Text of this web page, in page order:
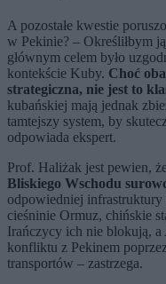
A pozostałe kwestie
w Pekinie? – Określiłbym
głównym celem było
kontekście Kuby. Choć
strategiczna, nie jest to
kubańskiej mają jednak
tamtejszy system, by
odpowiada ekspert.
Prof. Haliżak jest pewien,
Bliskiego Wschodu
odpowiedniej
cieśninie Ormuz, chińskie
Irańczycy ich nie blokują,
konfliktu z Pekinem
transportów – zastrzega.